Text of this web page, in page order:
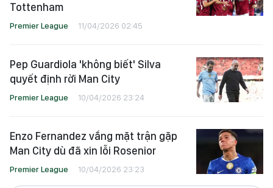
Tottenham
Premier League 11/04/2026 02:45
Pep Guardiola 'không biết' Silva
quyết định rời Man City
Premier League 10/04/2026 23:24
Enzo Fernandez vắng mặt trận gặp
Man City dù đã xin lỗi Rosenior
Premier League 10/04/2026 23:23